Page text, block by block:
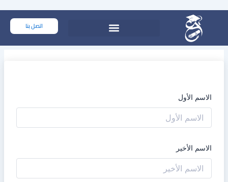
المحتوى
اتصل بنا
الاسم الأول
الاسم الأخير